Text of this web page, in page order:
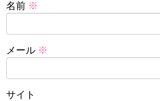
名前 ※
メール ※
サイト